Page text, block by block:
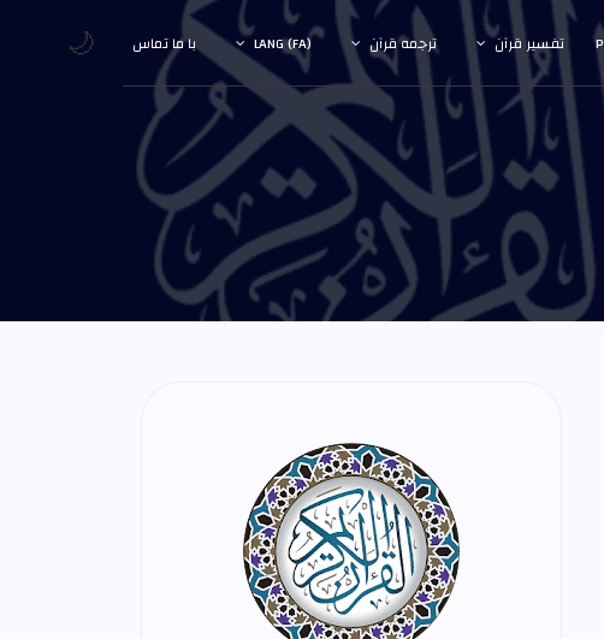
تفسیر قرآن ترجمه قرآن LANG (FA) با ما تماس 🌙